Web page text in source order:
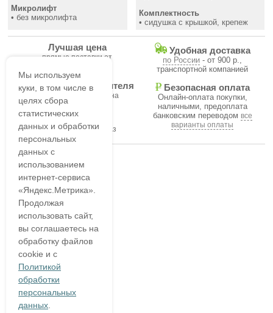
Микролифт
• без микролифта
Комплектность
• сидушка с крышкой, крепеж
Лучшая цена
прямые поставки от
Удобная доставка
по России - от 900 р.,
транспортной компанией
Безопасная оплата
Онлайн-оплата покупки,
наличными, предоплата
банковским переводом все
варианты оплаты
Гарантия производителя
на все товары магазина
В течение часа
подтвердим ваш заказ
Мы используем
куки, в том числе в
целях сбора
статистических
данных и обработки
персональных
данных с
использованием
интернет-сервиса
«Яндекс.Метрика».
Продолжая
использовать сайт,
вы соглашаетесь на
обработку файлов
cookie и с
Политикой
обработки
персональных
данных